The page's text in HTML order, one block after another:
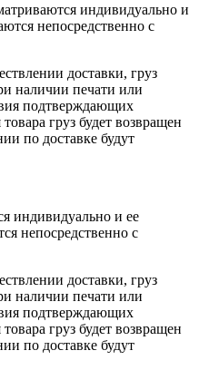
индивидуально и
непосредственно с
доставки, груз
наличии печати или
подтверждающих
груз будет возвращен
по доставке будут
индивидуально и ее
непосредственно с
доставки, груз
наличии печати или
подтверждающих
груз будет возвращен
по доставке будут